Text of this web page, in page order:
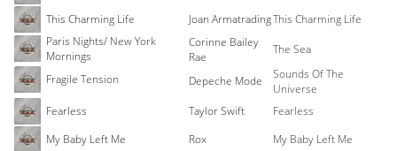
This Charming Life
Joan ArmatradingThis Charming Life
Paris Nights/ New York
Mornings
Corinne Bailey
Rae
The Sea
Fragile Tension
Depeche Mode
Sounds Of The
Universe
Fearless
Taylor Swift
Fearless
My Baby Left Me
Rox
My Baby Left Me